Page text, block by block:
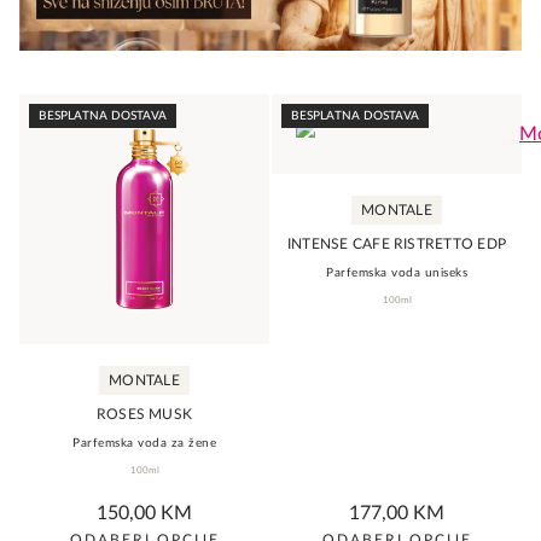
be
chosen
the
product
page
be
chosen
the
BESPLATNA DOSTAVA
MONTALE
ROSES MUSK
Parfemska voda za žene
100ml
0,0
rating
150,00 KM
BESPLATNA DOSTAVA
MONTALE
INTENSE CAFE RISTRETTO EDP
Parfemska voda uniseks
100ml
0,0
rating
177,00 KM